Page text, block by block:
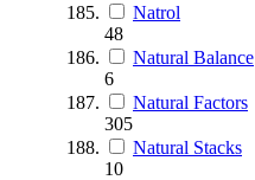
Natrol
48
Natural Balance
6
Natural Factors
305
Natural Stacks
10